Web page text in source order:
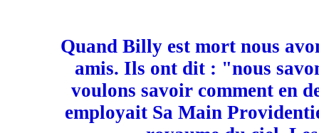
Quand Billy est mort nous
amis. Ils ont dit : "nous
voulons savoir comment en
employait Sa Main